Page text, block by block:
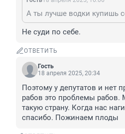
А ты лучше водки купишь
Не суди по себе.
ОТВЕТИТЬ
Гость
18 апреля 2025, 20:34
Поэтому у депутатов и нет
рабов это проблемы
такую страну. Когда нас
спасибо. Пожинаем плоды